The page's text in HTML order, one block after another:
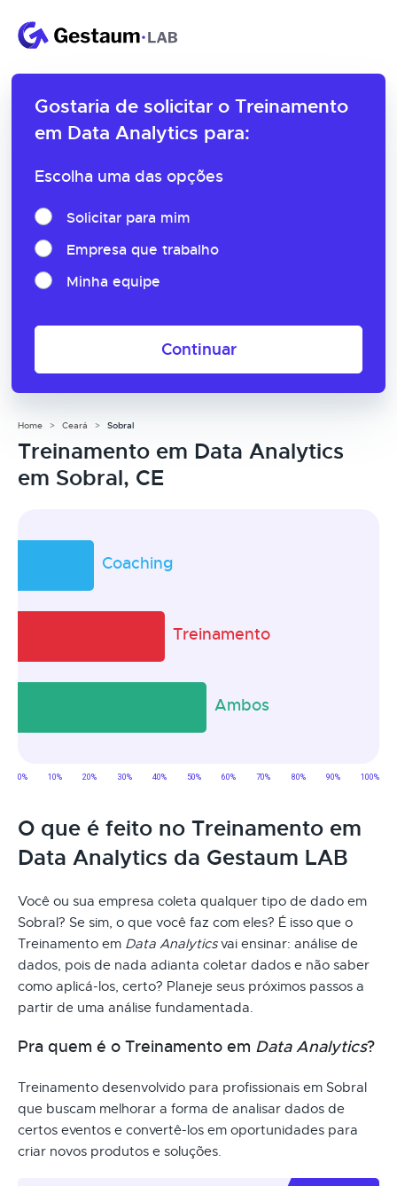
Gostaria de solicitar o Treinamento
em Data Analytics para:
Escolha uma das opções
Solicitar para mim
Empresa que trabalho
Minha equipe
Continuar
Home Ceará Sobral
Treinamento em Data Analytics
em Sobral, CE
O que é feito no Treinamento em
Data Analytics da Gestaum LAB
Você ou sua empresa coleta qualquer tipo de dado em
Sobral? Se sim, o que você faz com eles? É isso que o
Treinamento em Data Analyticsvai ensinar: análise de
dados, pois de nada adianta coletar dados e não saber
como aplicá-los, certo? Planeje seus próximos passos a
partir de uma análise fundamentada.
Pra quem é o Treinamento em Data Analytics?
Treinamento desenvolvido para profissionais em Sobral
que buscam melhorar a forma de analisar dados de
certos eventos e convertê-los em oportunidades para
criar novos produtos e soluções.